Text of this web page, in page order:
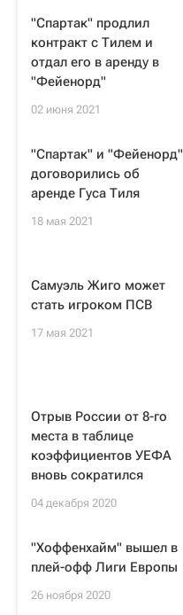
"Спартак" продлил
контракт с Тилем и
отдал его в аренду в
"Фейенорд"
02 июня 2021
"Спартак" и "Фейенорд"
договорились об
аренде Гуса Тиля
18 мая 2021
Самуэль Жиго может
стать игроком ПСВ
17 мая 2021
Отрыв России от 8-го
места в таблице
коэффициентов УЕФА
вновь сократился
04 декабря 2020
"Хоффенхайм" вышел в
плей-офф Лиги Европы
26 ноября 2020